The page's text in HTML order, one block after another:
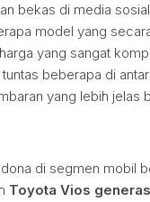
bekas di media
model yang
yang sangat
beberapa di
yang lebih jelas
di segmen mobil
Toyota Vios